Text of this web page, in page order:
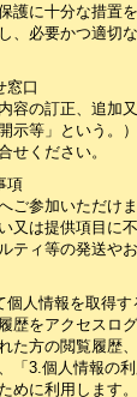
護に十分な措置
、必要かつ適切
窓口
容の訂正、追加
示等」という。
せください。
項
ご参加いただけ
又は提供項目に
ティ等の発送や
個人情報を取得す
歴をアクセスロ
た方の閲覧履歴
「3.個人情報の
めに利用します。